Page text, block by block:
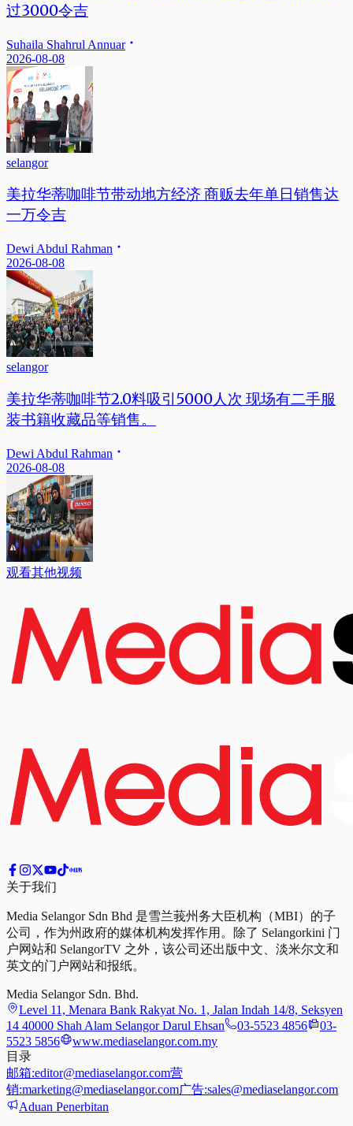
过3000令吉
Suhaila Shahrul Annuar
2026-08-08
selangor
美拉华蒂咖啡节带动地方经济 商贩去年单日销售达
一万令吉
Dewi Abdul Rahman
2026-08-08
selangor
美拉华蒂咖啡节2.0料吸引5000人次 现场有二手服
装书籍收藏品等销售。
Dewi Abdul Rahman
2026-08-08
观看其他视频
关于我们
Media Selangor Sdn Bhd 是雪兰莪州务大臣机构（MBI）的子
公司，作为州政府的媒体机构发挥作用。除了 Selangorkini 门
户网站和 SelangorTV 之外，该公司还出版中文、淡米尔文和
英文的门户网站和报纸。
Media Selangor Sdn. Bhd.
Level 11, Menara Bank Rakyat No. 1, Jalan Indah 14/8, Seksyen
14 40000 Shah Alam Selangor Darul Ehsan
03-5523 4856
03-
5523 5856
www.mediaselangor.com.my
目录
邮箱:editor@mediaselangor.com营
销:marketing@mediaselangor.com广告:sales@mediaselangor.com
Aduan Penerbitan